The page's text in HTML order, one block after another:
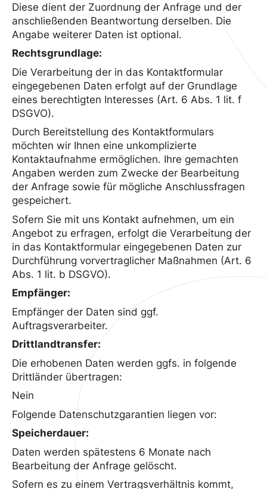
Diese dient der Zuordnung der Anfrage und der
anschließenden Beantwortung derselben. Die
Angabe weiterer Daten ist optional.
Rechtsgrundlage:
Die Verarbeitung der in das Kontaktformular
eingegebenen Daten erfolgt auf der Grundlage
eines berechtigten Interesses (Art. 6 Abs. 1 lit. f
DSGVO).
Durch Bereitstellung des Kontaktformulars
möchten wir Ihnen eine unkomplizierte
Kontaktaufnahme ermöglichen. Ihre gemachten
Angaben werden zum Zwecke der Bearbeitung
der Anfrage sowie für mögliche Anschlussfragen
gespeichert.
Sofern Sie mit uns Kontakt aufnehmen, um ein
Angebot zu erfragen, erfolgt die Verarbeitung der
in das Kontaktformular eingegebenen Daten zur
Durchführung vorvertraglicher Maßnahmen (Art. 6
Abs. 1 lit. b DSGVO).
Empfänger:
Empfänger der Daten sind ggf.
Auftragsverarbeiter.
Drittlandtransfer:
Die erhobenen Daten werden ggfs. in folgende
Drittländer übertragen:
Nein
Folgende Datenschutzgarantien liegen vor:
Speicherdauer:
Daten werden spätestens 6 Monate nach
Bearbeitung der Anfrage gelöscht.
Sofern es zu einem Vertragsverhältnis kommt,